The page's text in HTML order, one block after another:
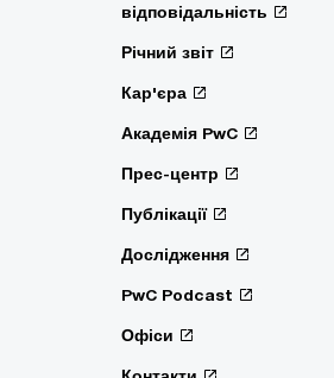
відповідальність
Річний звіт
Кар'єра
Академія PwC
Прес-центр
Публікації
Дослідження
PwC Podcast
Офіси